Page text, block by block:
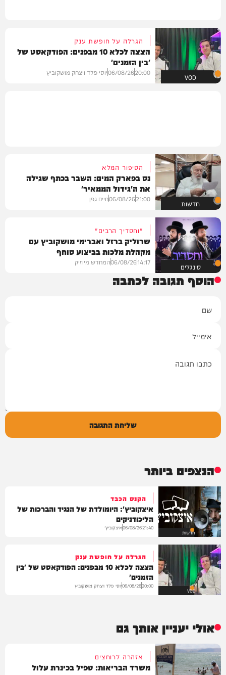
VOD
הגרלה על חופשת ענק
הצצה לכלא 10 מבפנים: הפודקאסט של
'בין הזמנים'
20:00
06/08/26יוסי פלד ויצחק מושקוביץ
חדשות
הסיפור המלא
נס בפארק המים: השבר בכתף שגילה
את ה'גידול הממאיר'
21:00
06/08/26חיים גפן
סינגלים
"וחסדיך הרבים"
שרוליק ברזל ואברימי מושקוביץ עם
מקהלת מלכות בביצוע סוחף
14:17
06/08/26המחדש מיוזיק
הוסף תגובה לכתבה
שליחת התגובה
הנצפים ביותר
חדשות
הקנס הכבד
איצקוביץ': היומולדת של הנגיד והברכות של
הליכודניקים
21:40
06/08/26איצקוביץ'
VOD
הגרלה על חופשת ענק
הצצה לכלא 10 מבפנים: הפודקאסט של 'בין
הזמנים'
20:00
06/08/26יוסי פלד ויצחק מושקוביץ
אולי יעניין אותך גם
אזהרה לרוחצים
משרד הבריאות: טפיל בכינרת עלול